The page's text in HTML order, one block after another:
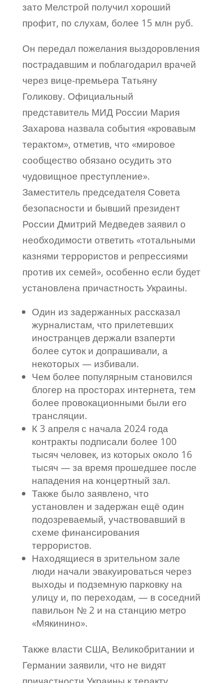
зато Мелстрой получил хороший
профит, по слухам, более 15 млн руб.
Он передал пожелания выздоровления
пострадавшим и поблагодарил врачей
через вице-премьера Татьяну
Голикову. Официальный
представитель МИД России Мария
Захарова назвала события «кровавым
терактом», отметив, что «мировое
сообщество обязано осудить это
чудовищное преступление».
Заместитель председателя Совета
безопасности и бывший президент
России Дмитрий Медведев заявил о
необходимости ответить «тотальными
казнями террористов и репрессиями
против их семей», особенно если будет
установлена причастность Украины.
Один из задержанных рассказал
журналистам, что прилетевших
иностранцев держали взаперти
более суток и допрашивали, а
некоторых — избивали.
Чем более популярным становился
блогер на просторах интернета, тем
более провокационными были его
трансляции.
К 3 апреля с начала 2024 года
контракты подписали более 100
тысяч человек, из которых около 16
тысяч — за время прошедшее после
нападения на концертный зал.
Также было заявлено, что
установлен и задержан ещё один
подозреваемый, участвовавший в
схеме финансирования
террористов.
Находящиеся в зрительном зале
люди начали эвакуироваться через
выходы и подземную парковку на
улицу и, по переходам, — в соседний
павильон № 2 и на станцию метро
«Мякинино».
Также власти США, Великобритании и
Германии заявили, что не видят